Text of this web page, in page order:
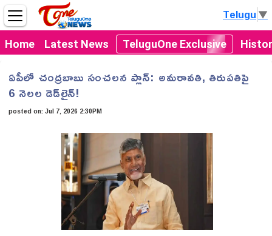
Home Latest News TeluguOne Exclusive
Telugu▼
ఏపీలో చంద్రబాబు సంచలన ప్లాన్: అమరావతి, తిరుపతిపై
6 నెలల డెడ్‌లైన్!
posted on:Jul 7, 2026 2:30PM